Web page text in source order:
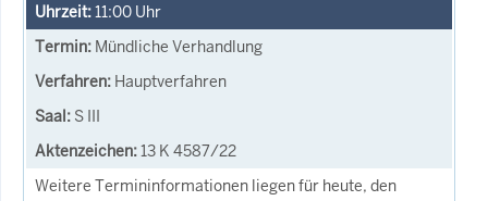
11:00 Uhr
Mündliche Verhandlung
Hauptverfahren
S III
13 K 4587/22
Weitere Termininformationen liegen für heute, den